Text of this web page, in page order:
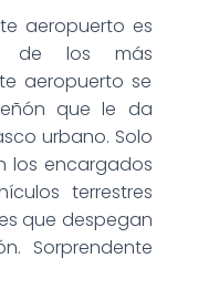
aeropuerto es
de los más
aeropuerto se
que le da
urbano. Solo
los encargados
terrestres
que despegan
Sorprendente